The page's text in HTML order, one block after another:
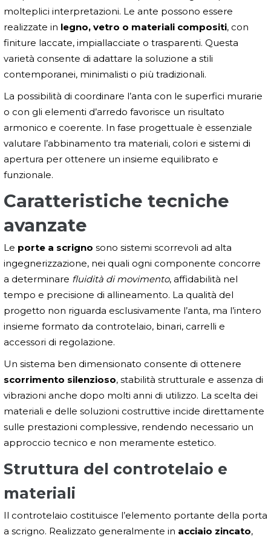
molteplici interpretazioni. Le ante possono essere
realizzate in legno, vetro o materiali compositi, con
finiture laccate, impiallacciate o trasparenti. Questa
varietà consente di adattare la soluzione a stili
contemporanei, minimalisti o più tradizionali.
La possibilità di coordinare l’anta con le superfici murarie
o con gli elementi d’arredo favorisce un risultato
armonico e coerente. In fase progettuale è essenziale
valutare l’abbinamento tra materiali, colori e sistemi di
apertura per ottenere un insieme equilibrato e
funzionale.
Caratteristiche tecniche
avanzate
Le porte a scrigno sono sistemi scorrevoli ad alta
ingegnerizzazione, nei quali ogni componente concorre
a determinare fluidità di movimento, affidabilità nel
tempo e precisione di allineamento. La qualità del
progetto non riguarda esclusivamente l’anta, ma l’intero
insieme formato da controtelaio, binari, carrelli e
accessori di regolazione.
Un sistema ben dimensionato consente di ottenere
scorrimento silenzioso, stabilità strutturale e assenza di
vibrazioni anche dopo molti anni di utilizzo. La scelta dei
materiali e delle soluzioni costruttive incide direttamente
sulle prestazioni complessive, rendendo necessario un
approccio tecnico e non meramente estetico.
Struttura del controtelaio e
materiali
Il controtelaio costituisce l’elemento portante della porta
a scrigno. Realizzato generalmente in acciaio zincato,